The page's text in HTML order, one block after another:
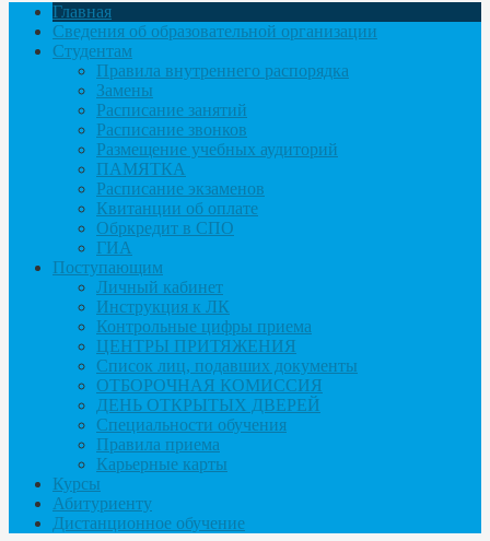
Главная
Сведения об образовательной организации
Студентам
Правила внутреннего распорядка
Замены
Расписание занятий
Расписание звонков
Размещение учебных аудиторий
ПАМЯТКА
Расписание экзаменов
Квитанции об оплате
Обркредит в СПО
ГИА
Поступающим
Личный кабинет
Инструкция к ЛК
Контрольные цифры приема
ЦЕНТРЫ ПРИТЯЖЕНИЯ
Список лиц, подавших документы
ОТБОРОЧНАЯ КОМИССИЯ
ДЕНЬ ОТКРЫТЫХ ДВЕРЕЙ
Специальности обучения
Правила приема
Карьерные карты
Курсы
Абитуриенту
Дистанционное обучение